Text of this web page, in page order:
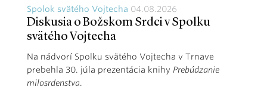
Spolok svätého Vojtecha 04.08.2026
Diskusia o Božskom Srdci v Spolku
svätého Vojtecha
Na nádvorí Spolku svätého Vojtecha v Trnave
prebehla 30. júla prezentácia knihy Prebúdzanie
milosrdenstva.